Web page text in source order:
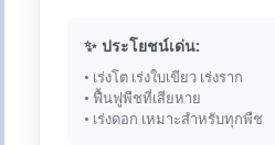
✨ ประโยชน์เด่น:
• เร่งโต เร่งใบเขียว เร่งราก
• ฟื้นฟูพืชที่เสียหาย
• เร่งดอก เหมาะสำหรับทุกพืช